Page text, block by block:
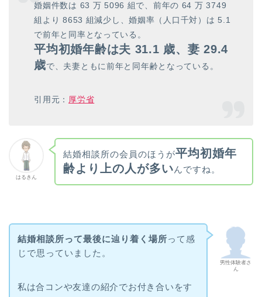
婚姻件数は 63 万 5096 組で、前年の 64 万 3749
組より 8653 組減少し、婚姻率（人口千対）は 5.1
で前年と同率となっている。
平均初婚年齢は夫 31.1 歳、妻 29.4
歳で、夫妻ともに前年と同年齢となっている。
引用元： 厚労省
はるきん
結婚相談所の会員のほうが平均初婚年
齢より上の人が多いんですね。
男性体験者さ
ん
結婚相談所って最後に辿り着く場所って感
じで思っていました。
私は合コンや友達の紹介でお付き合いをす